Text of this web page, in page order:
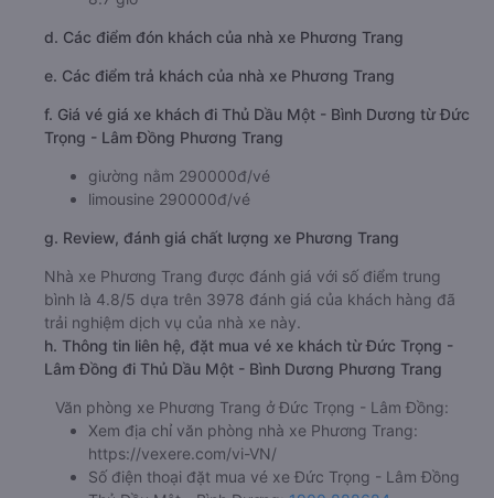
d. Các điểm đón khách của nhà xe Phương Trang
e. Các điểm trả khách của nhà xe Phương Trang
f. Giá vé giá xe khách đi Thủ Dầu Một - Bình Dương từ Đức
Trọng - Lâm Đồng Phương Trang
giường nằm 290000đ/vé
limousine 290000đ/vé
g. Review, đánh giá chất lượng xe Phương Trang
Nhà xe Phương Trang được đánh giá với số điểm trung
bình là 4.8/5 dựa trên 3978 đánh giá của khách hàng đã
trải nghiệm dịch vụ của nhà xe này.
h. Thông tin liên hệ, đặt mua vé xe khách từ Đức Trọng -
Lâm Đồng đi Thủ Dầu Một - Bình Dương Phương Trang
Văn phòng xe Phương Trang ở Đức Trọng - Lâm Đồng:
Xem địa chỉ văn phòng nhà xe Phương Trang:
https://vexere.com/vi-VN/
Số điện thoại đặt mua vé xe Đức Trọng - Lâm Đồng